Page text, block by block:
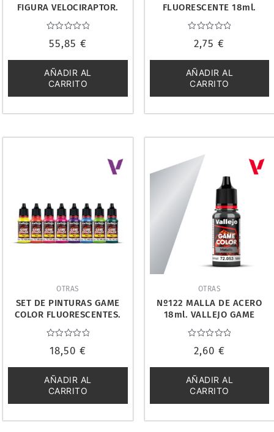
FIGURA VELOCIRAPTOR.
VALLEJO 3070265
con
de
5
55,85 €
AÑADIR AL
CARRITO
FLUORESCENTE 18ml.
VALLEJO GAME COLOR
72104
con
de
5
2,75€
AÑADIR AL
CARRITO
OTRAS
SET DE PINTURAS GAME
COLOR FLUORESCENTES.
VALLEJO 72214
con
de
5
18,50 €
AÑADIR AL
CARRITO
OTRAS
Nº122 MALLA DE ACERO
18ml. VALLEJO GAME
COLOR 72053
con
de
5
2,60 €
AÑADIR AL
CARRITO